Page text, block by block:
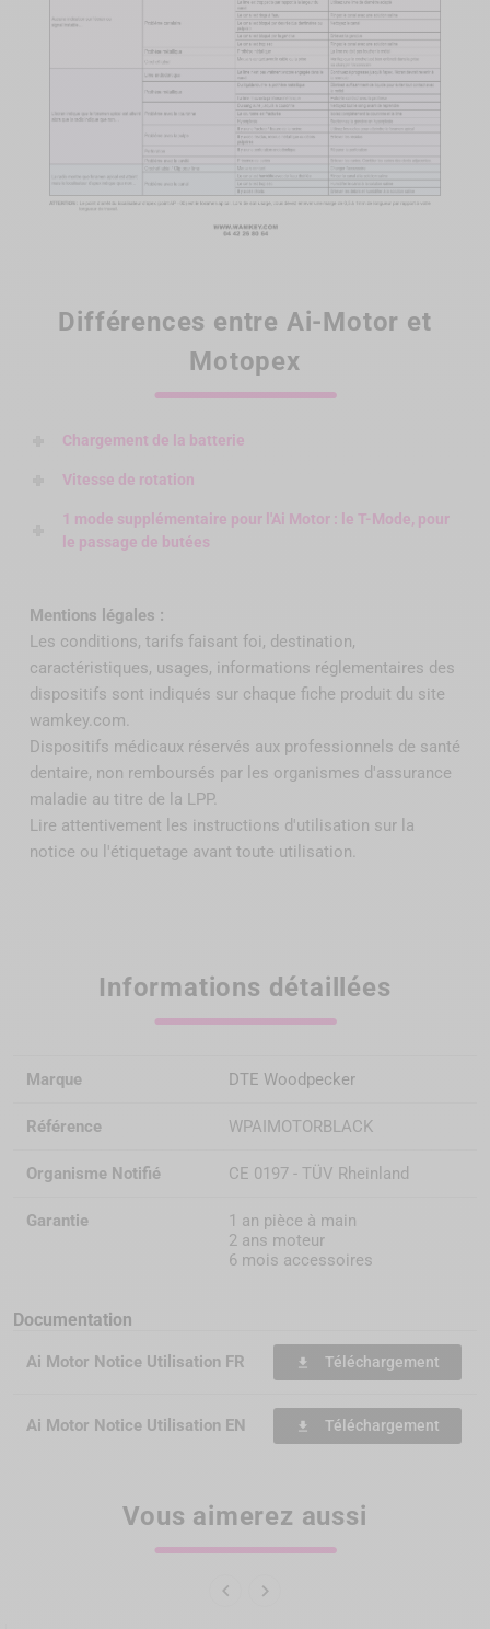
Différences entre Ai-Motor et
Motopex
Chargement de la batterie
Vitesse de rotation
1 mode supplémentaire pour l'Ai Motor : le T-Mode, pour
le passage de butées
Mentions légales :
Les conditions, tarifs faisant foi, destination,
caractéristiques, usages, informations réglementaires des
dispositifs sont indiqués sur chaque fiche produit du site
wamkey.com.
Dispositifs médicaux réservés aux professionnels de santé
dentaire, non remboursés par les organismes d'assurance
maladie au titre de la LPP.
Lire attentivement les instructions d'utilisation sur la
notice ou l'étiquetage avant toute utilisation.
Informations détaillées
Marque DTE Woodpecker
Référence WPAIMOTORBLACK
Organisme Notifié CE 0197 - TÜV Rheinland
Garantie
1 an pièce à main
2 ans moteur
6 mois accessoires
Documentation
Ai Motor Notice Utilisation FR file_download Téléchargement
Ai Motor Notice Utilisation EN file_download Téléchargement
Vous aimerez aussi
 